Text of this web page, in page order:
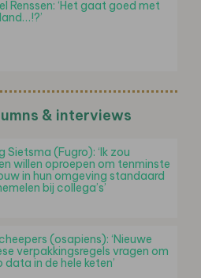
Renssen: ‘Het gaat goed met
& interviews
Sietsma (Fugro): ‘Ik zou
willen oproepen om tenminste
in hun omgeving standaard
bij collega’s’
(osapiens): ‘Nieuwe
verpakkingsregels vragen om
data in de hele keten’